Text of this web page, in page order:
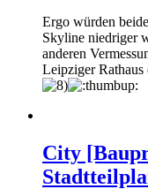
Ergo würden
Skyline niedriger
anderen
Leipziger Rathaus
City